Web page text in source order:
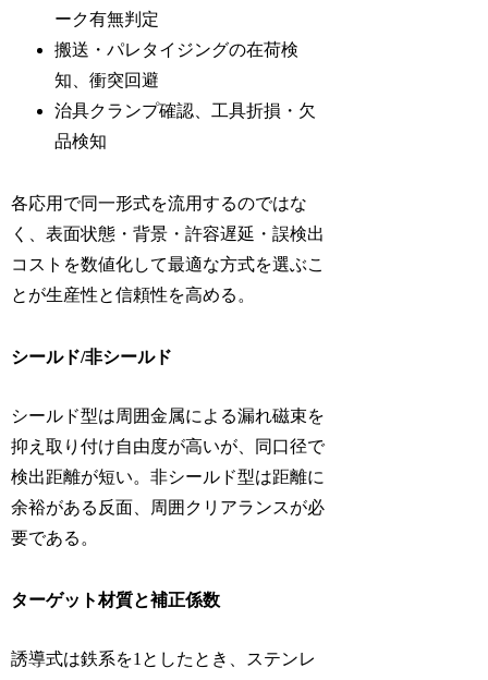
ーク有無判定
搬送・パレタイジングの在荷検
知、衝突回避
治具クランプ確認、工具折損・欠
品検知
各応用で同一形式を流用するのではな
く、表面状態・背景・許容遅延・誤検出
コストを数値化して最適な方式を選ぶこ
とが生産性と信頼性を高める。
シールド/非シールド
シールド型は周囲金属による漏れ磁束を
抑え取り付け自由度が高いが、同口径で
検出距離が短い。非シールド型は距離に
余裕がある反面、周囲クリアランスが必
要である。
ターゲット材質と補正係数
誘導式は鉄系を1としたとき、ステンレ